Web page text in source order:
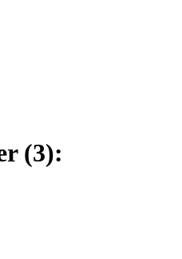
(3):